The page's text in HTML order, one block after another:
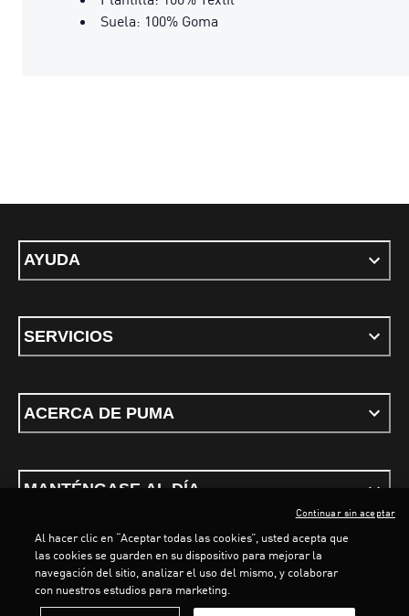
LOADING...
Suela: 100% Goma
AYUDA
SERVICIOS
ACERCA DE PUMA
MANTÉNGASE AL DÍA
Términos y condicionesPolítica de Privacidad
Al hacer clic en “Aceptar todas las cookies”, usted acepta que
las cookies se guarden en su dispositivo para mejorar la
navegación del sitio, analizar el uso del mismo, y colaborar
con nuestros estudios para marketing.
Continuar sin aceptar